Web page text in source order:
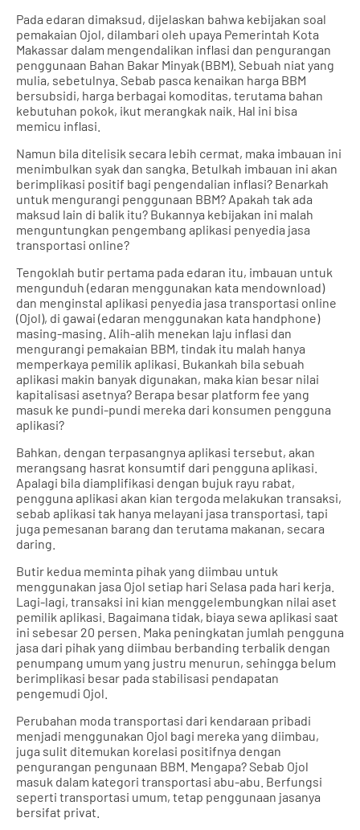
Pada edaran dimaksud, dijelaskan bahwa kebijakan soal
pemakaian Ojol, dilambari oleh upaya Pemerintah Kota
Makassar dalam mengendalikan inflasi dan pengurangan
penggunaan Bahan Bakar Minyak (BBM). Sebuah niat yang
mulia, sebetulnya. Sebab pasca kenaikan harga BBM
bersubsidi, harga berbagai komoditas, terutama bahan
kebutuhan pokok, ikut merangkak naik. Hal ini bisa
memicu inflasi.
Namun bila ditelisik secara lebih cermat, maka imbauan ini
menimbulkan syak dan sangka. Betulkah imbauan ini akan
berimplikasi positif bagi pengendalian inflasi? Benarkah
untuk mengurangi penggunaan BBM? Apakah tak ada
maksud lain di balik itu? Bukannya kebijakan ini malah
menguntungkan pengembang aplikasi penyedia jasa
transportasi online?
Tengoklah butir pertama pada edaran itu, imbauan untuk
mengunduh (edaran menggunakan kata mendownload)
dan menginstal aplikasi penyedia jasa transportasi online
(Ojol), di gawai (edaran menggunakan kata handphone)
masing-masing. Alih-alih menekan laju inflasi dan
mengurangi pemakaian BBM, tindak itu malah hanya
memperkaya pemilik aplikasi. Bukankah bila sebuah
aplikasi makin banyak digunakan, maka kian besar nilai
kapitalisasi asetnya? Berapa besar platform fee yang
masuk ke pundi-pundi mereka dari konsumen pengguna
aplikasi?
Bahkan, dengan terpasangnya aplikasi tersebut, akan
merangsang hasrat konsumtif dari pengguna aplikasi.
Apalagi bila diamplifikasi dengan bujuk rayu rabat,
pengguna aplikasi akan kian tergoda melakukan transaksi,
sebab aplikasi tak hanya melayani jasa transportasi, tapi
juga pemesanan barang dan terutama makanan, secara
daring.
Butir kedua meminta pihak yang diimbau untuk
menggunakan jasa Ojol setiap hari Selasa pada hari kerja.
Lagi-lagi, transaksi ini kian menggelembungkan nilai aset
pemilik aplikasi. Bagaimana tidak, biaya sewa aplikasi saat
ini sebesar 20 persen. Maka peningkatan jumlah pengguna
jasa dari pihak yang diimbau berbanding terbalik dengan
penumpang umum yang justru menurun, sehingga belum
berimplikasi besar pada stabilisasi pendapatan
pengemudi Ojol.
Perubahan moda transportasi dari kendaraan pribadi
menjadi menggunakan Ojol bagi mereka yang diimbau,
juga sulit ditemukan korelasi positifnya dengan
pengurangan pengunaan BBM. Mengapa? Sebab Ojol
masuk dalam kategori transportasi abu-abu. Berfungsi
seperti transportasi umum, tetap penggunaan jasanya
bersifat privat.